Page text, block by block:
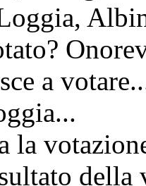
a
la
della